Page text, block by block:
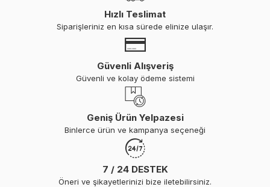
Hızlı Teslimat
Siparişleriniz en kısa sürede elinize ulaşır.
Güvenli Alışveriş
Güvenli ve kolay ödeme sistemi
Geniş Ürün Yelpazesi
Binlerce ürün ve kampanya seçeneği
7 / 24 DESTEK
Öneri ve şikayetlerinizi bize iletebilirsiniz.